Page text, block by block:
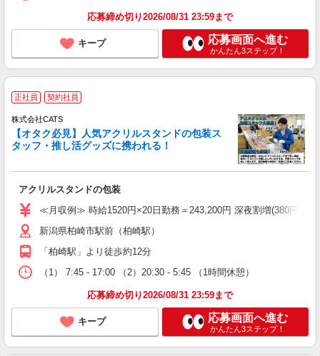
応募締め切り2026/08/31 23:59まで
キープ 応募画面へ進む
かんたん3ステップ！
正社員 契約社員
株式会社CATS
【オタク必見】人気アクリルスタンドの包装ス
タッフ・推し活グッズに携われる！
アクリルスタンドの包装
≪月収例≫ 時給1520円×20日勤務＝243,200円 深夜割増(380円
新潟県柏崎市駅前（柏崎駅）
「柏崎駅」より徒歩約12分
（1） 7:45 - 17:00 （2）20:30 - 5:45 （1時間休憩）
応募締め切り2026/08/31 23:59まで
キープ 応募画面へ進む
かんたん3ステップ！